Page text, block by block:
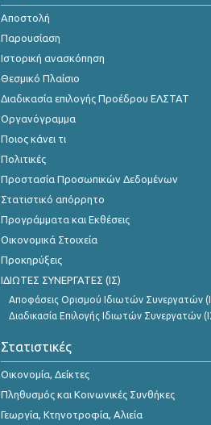
Ιουλίου 2024
Ιουνίου 2024
Μαΐου 2024
Απριλίου 2024
Φεβρουαρίου 2024
Ιανουαρίου 2024
Δεκεμβρίου 2023
Νοεμβρίου 2023
Οκτωβρίου 2023
Σεπτεμβρίου 2023
Ιουλίου 2023
Ιουνίου 2023
Μαΐου 2023
Αποστολή
Παρουσίαση
Ιστορική ανασκόπηση
Θεσμικό Πλαίσιο
Διαδικασία επιλογής Προέδρου ΕΛΣΤΑΤ
Οργανόγραμμα
Ποιος κάνει τι
Πολιτικές
Προστασία Προσωπικών Δεδομένων
Στατιστικό απόρρητο
Προγράμματα και Εκθέσεις
Οικονομικά Στοιχεία
Προκηρύξεις
ΙΔΙΩΤΕΣ ΣΥΝΕΡΓΑΤΕΣ (ΙΣ)
Αποφάσεις Ορισμού Ιδιωτών Συνεργατών
Διαδικασία Επιλογής Ιδιωτών Συνεργατών
Στατιστικές
Οικονομία, Δείκτες
Πληθυσμός και Κοινωνικές Συνθήκες
Γεωργία, Κτηνοτροφία, Αλιεία